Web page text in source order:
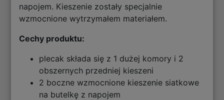
napojem. Kieszenie zostały specjalnie
wzmocnione wytrzymałem materiałem.
Cechy produktu:
plecak składa się z 1 dużej komory i 2
obszernych przedniej kieszeni
2 boczne wzmocnione kieszenie siatkowe
na butelkę z napojem